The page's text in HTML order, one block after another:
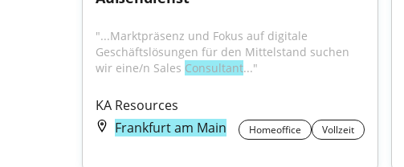
"...Marktpräsenz und Fokus auf digitale
Geschäftslösungen für den Mittelstand suchen
wir eine/n Sales Consultant..."
KA Resources
Frankfurt am Main
Homeoffice Vollzeit